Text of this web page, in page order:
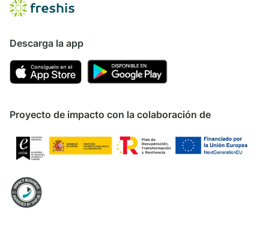
Descarga la app
Proyecto de impacto con la colaboración de